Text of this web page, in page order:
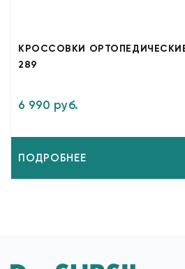
КРОССОВКИ ОРТОПЕДИЧЕСКИЕ
289
6 990 руб.
ПОДРОБНЕЕ